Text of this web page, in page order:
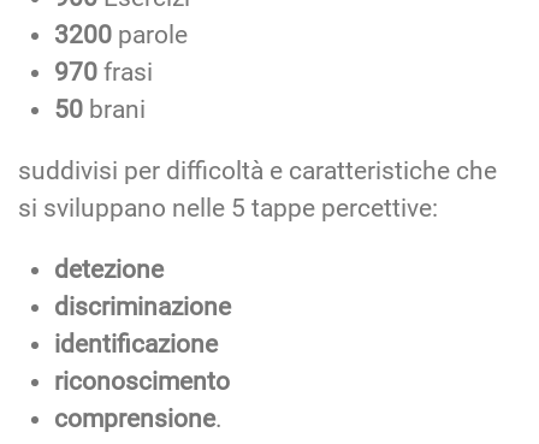
3200 parole
970 frasi
50 brani
suddivisi per difficoltà e caratteristiche che
si sviluppano nelle 5 tappe percettive:
detezione
discriminazione
identificazione
riconoscimento
comprensione.